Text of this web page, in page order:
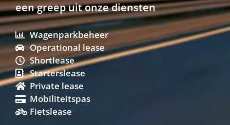
een greep uit onze diensten
Wagenparkbeheer
Operational lease
Shortlease
Starterslease
Private lease
Mobiliteitspas
Fietslease